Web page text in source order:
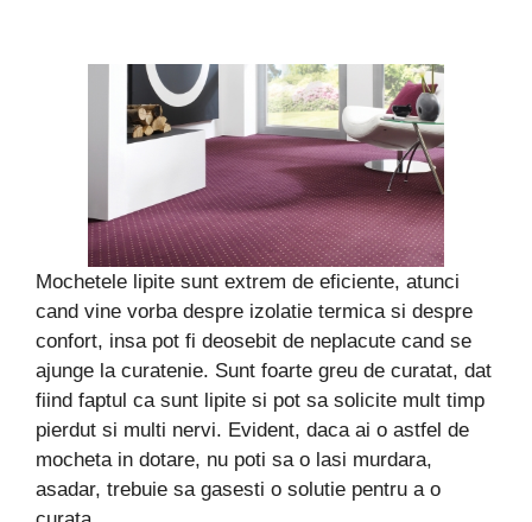
Mochetele lipite sunt extrem de eficiente, atunci
cand vine vorba despre izolatie termica si despre
confort, insa pot fi deosebit de neplacute cand se
ajunge la curatenie. Sunt foarte greu de curatat, dat
fiind faptul ca sunt lipite si pot sa solicite mult timp
pierdut si multi nervi. Evident, daca ai o astfel de
mocheta in dotare, nu poti sa o lasi murdara,
asadar, trebuie sa gasesti o solutie pentru a o